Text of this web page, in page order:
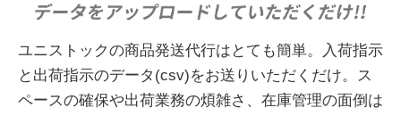
ユニストックの商品発送代行はとても簡単。入荷指示
と出荷指示のデータ(csv)をお送りいただくだけ。ス
ペースの確保や出荷業務の煩雑さ、在庫管理の面倒は